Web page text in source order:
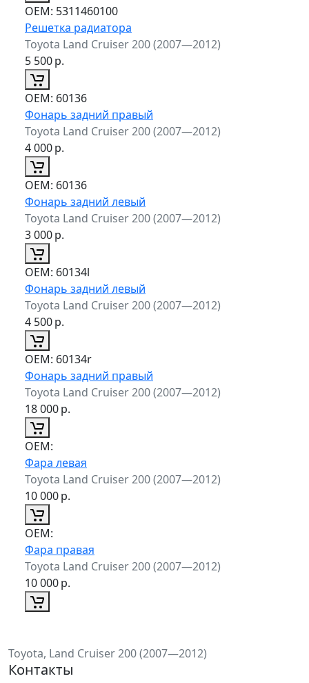
ОЕМ: 5311460100
Решетка радиатора
Toyota Land Cruiser 200 (2007—2012)
5 500р.
ОЕМ: 60136
Фонарь задний правый
Toyota Land Cruiser 200 (2007—2012)
4 000р.
ОЕМ: 60136
Фонарь задний левый
Toyota Land Cruiser 200 (2007—2012)
3 000р.
ОЕМ: 60134l
Фонарь задний левый
Toyota Land Cruiser 200 (2007—2012)
4 500р.
ОЕМ: 60134r
Фонарь задний правый
Toyota Land Cruiser 200 (2007—2012)
18 000р.
ОЕМ:
Фара левая
Toyota Land Cruiser 200 (2007—2012)
10 000р.
ОЕМ:
Фара правая
Toyota Land Cruiser 200 (2007—2012)
10 000р.
Toyota, Land Cruiser 200 (2007—2012)
Контакты